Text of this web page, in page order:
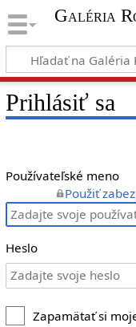
Galéria
Prihlásiť sa
Používateľské meno
Použiť
Heslo
Zapamätať si